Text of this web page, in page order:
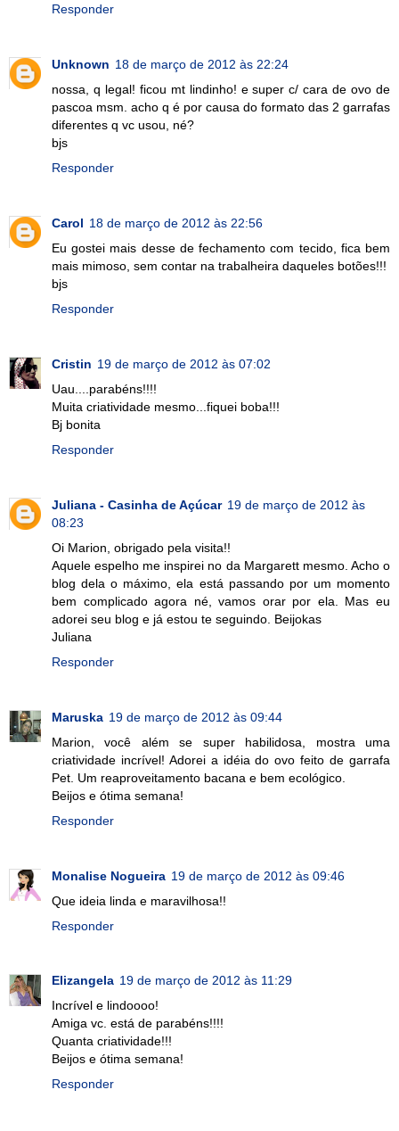
Responder
Unknown 18 de março de 2012 às 22:24
nossa, q legal! ficou mt lindinho! e super c/ cara de ovo de
pascoa msm. acho q é por causa do formato das 2 garrafas
diferentes q vc usou, né?
bjs
Responder
Carol 18 de março de 2012 às 22:56
Eu gostei mais desse de fechamento com tecido, fica bem
mais mimoso, sem contar na trabalheira daqueles botões!!!
bjs
Responder
Cristin 19 de março de 2012 às 07:02
Uau....parabéns!!!!
Muita criatividade mesmo...fiquei boba!!!
Bj bonita
Responder
Juliana - Casinha de Açúcar 19 de março de 2012 às
08:23
Oi Marion, obrigado pela visita!!
Aquele espelho me inspirei no da Margarett mesmo. Acho o
blog dela o máximo, ela está passando por um momento
bem complicado agora né, vamos orar por ela. Mas eu
adorei seu blog e já estou te seguindo. Beijokas
Juliana
Responder
Maruska 19 de março de 2012 às 09:44
Marion, você além se super habilidosa, mostra uma
criatividade incrível! Adorei a idéia do ovo feito de garrafa
Pet. Um reaproveitamento bacana e bem ecológico.
Beijos e ótima semana!
Responder
Monalise Nogueira 19 de março de 2012 às 09:46
Que ideia linda e maravilhosa!!
Responder
Elizangela 19 de março de 2012 às 11:29
Incrível e lindoooo!
Amiga vc. está de parabéns!!!!
Quanta criatividade!!!
Beijos e ótima semana!
Responder